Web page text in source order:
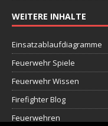
WEITERE INHALTE
Einsatzablaufdiagramme
Feuerwehr Spiele
Feuerwehr Wissen
Firefighter Blog
Feuerwehren